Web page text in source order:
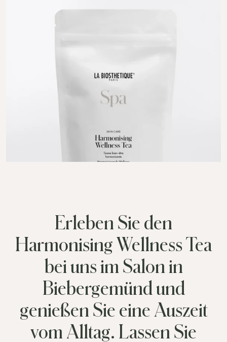
Erleben Sie den
Harmonising Wellness Tea
bei uns im Salon in
Biebergemünd und
genießen Sie eine Auszeit
vom Alltag. Lassen Sie